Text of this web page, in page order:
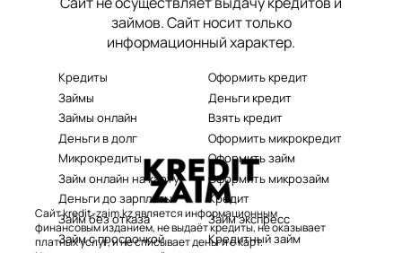
проблем здесь и
сейчас.
займов. Сайт носит только
информационный характер.
Кредиты
Займы
Займы онлайн
Деньги в долг
Микрокредиты
Займ онлайн на карту
Деньги до зарплаты
Займ без отказа
Займ с просрочкой
Оформить кредит
Деньги кредит
Взять кредит
Оформить микрокредит
Оформить займ
Оформить микрозайм
Кредит
Займ экспресс
Кредитный займ
Сайт kredit-zaim.kz является информационным
финансовым изданием, не выдаёт кредиты, не оказывает
платных услуг, и не списывает деньги с карт.